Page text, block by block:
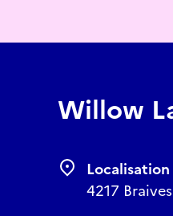
Willow
Localisation
4217